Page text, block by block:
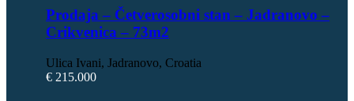
Prodaja – Četverosobni stan – Jadranovo –
Crikvenica – 73m2
Ulica Ivani, Jadranovo, Croatia
€ 215.000